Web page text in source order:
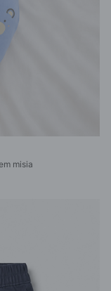
misia